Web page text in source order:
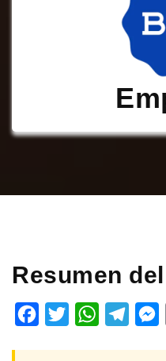
Resumen
Facebook
TwitterWhatsApp